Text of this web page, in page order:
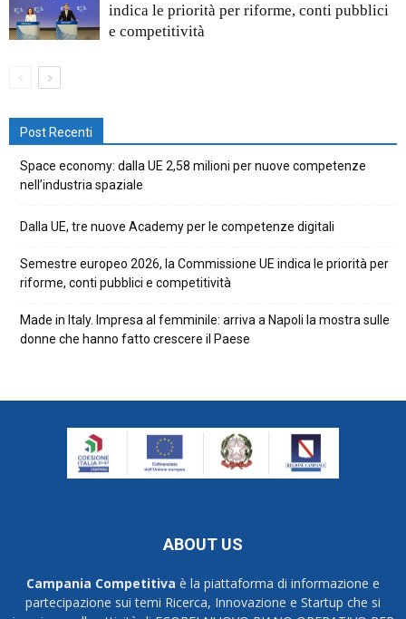
indica le priorità per riforme, conti pubblici
e competitività
Post Recenti
Space economy: dalla UE 2,58 milioni per nuove competenze
nell’industria spaziale
Dalla UE, tre nuove Academy per le competenze digitali
Semestre europeo 2026, la Commissione UE indica le priorità per
riforme, conti pubblici e competitività
Made in Italy. Impresa al femminile: arriva a Napoli la mostra sulle
donne che hanno fatto crescere il Paese
ABOUT US
Campania Competitiva è la piattaforma di informazione e
partecipazione sui temi Ricerca, Innovazione e Startup che si